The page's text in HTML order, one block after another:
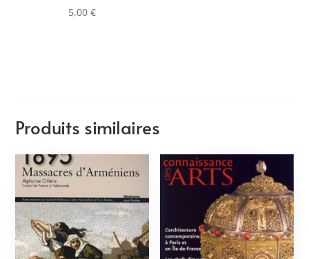
5,00€
Produits similaires